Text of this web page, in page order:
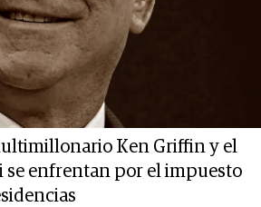
Ken Griffin y el
se enfrentan por el impuesto